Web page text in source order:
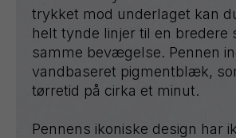
trykket mod underlaget kan
helt tynde linjer til en bredere
samme bevægelse. Pennen
vandbaseret pigmentblæk,
tørretid på cirka et minut.
Pennens ikoniske design har